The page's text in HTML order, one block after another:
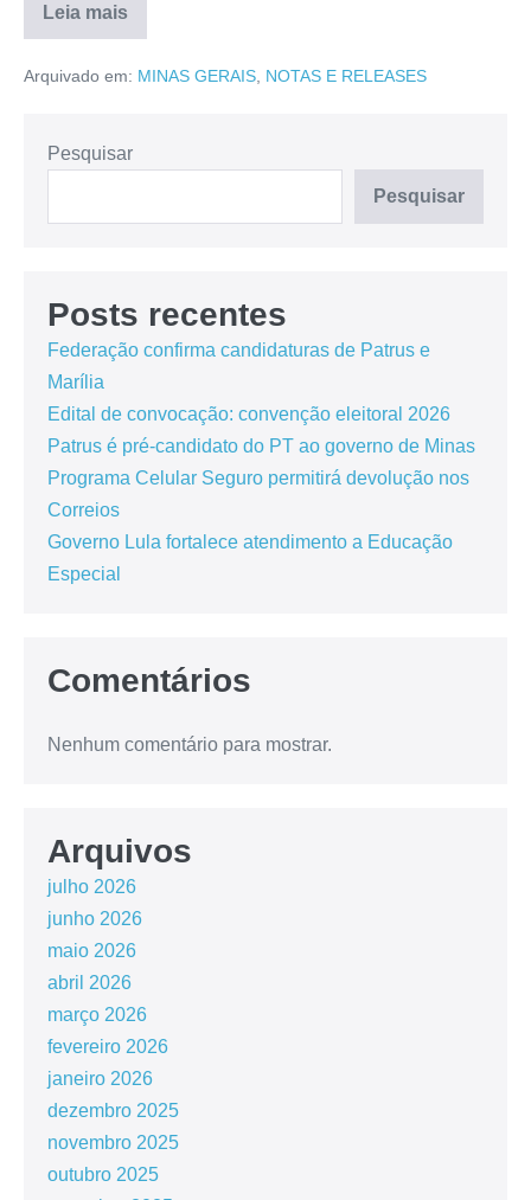
Leia mais
Arquivado em: MINAS GERAIS NOTAS E RELEASES
Pesquisar
Pesquisar
Posts recentes
Federação confirma candidaturas de Patrus e
Marília
Edital de convocação: convenção eleitoral 2026
Patrus é pré-candidato do PT ao governo de Minas
Programa Celular Seguro permitirá devolução nos
Correios
Governo Lula fortalece atendimento a Educação
Especial
Comentários
Nenhum comentário para mostrar.
Arquivos
julho 2026
junho 2026
maio 2026
abril 2026
março 2026
fevereiro 2026
janeiro 2026
dezembro 2025
novembro 2025
outubro 2025